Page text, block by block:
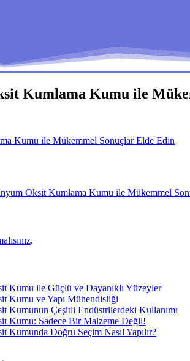
Kumlama Kumu ile
Oksit Kumlama Kumu ile Mükemmel
.
Kumu ile Güçlü ve Dayanıklı Yüzeyler
Kumu ve Yapı Mühendisliği
Kumunun Çeşitli Endüstrilerdeki Kullanımı
Kumu: Sadece Bir Malzeme Değil!
Doğru Seçim Nasıl Yapılır?